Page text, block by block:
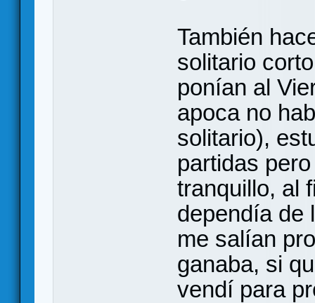
También
solitario
ponían al
apoca no
solitario),
partidas
tranquillo, al
dependía de
me salían
ganaba, si
vendí para